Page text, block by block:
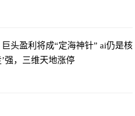
头盈利将成“定海神针” ai仍是核
强，三维天地涨停